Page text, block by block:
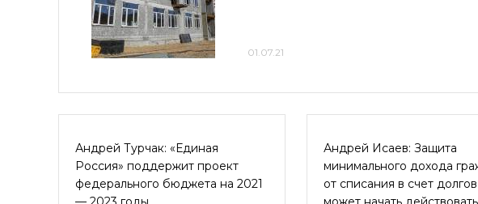
01.07.21
Андрей Турчак: «Единая
Россия» поддержит проект
федерального бюджета на 2021
Андрей Исаев: Защита
минимального дохода
от списания в счет долгов